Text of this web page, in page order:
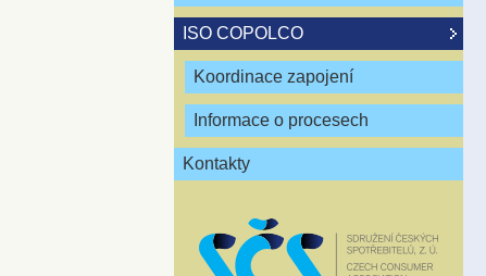
ISO COPOLCO
Koordinace zapojení
Informace o procesech
Kontakty